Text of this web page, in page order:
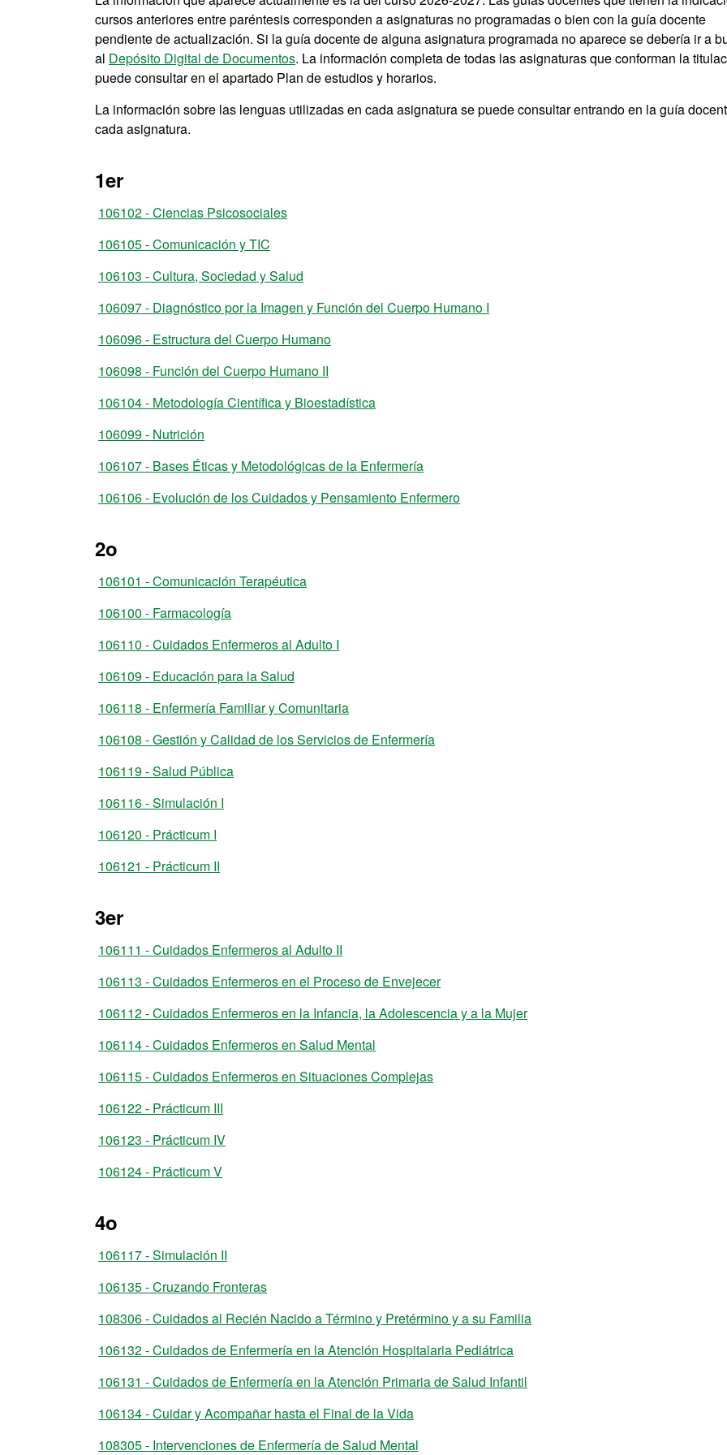
cursos anteriores entre paréntesis corresponden a asignaturas no programadas o bien con la guía docente
pendiente de actualización. Si la guía docente de alguna asignatura programada no aparece se debería ir a
al Depósito Digital de Documentos. La información completa de todas las asignaturas que conforman la
puede consultar en el apartado Plan de estudios y horarios.
La información sobre las lenguas utilizadas en cada asignatura se puede consultar entrando en la guía
cada asignatura.
1er
106102 - Ciencias Psicosociales
106105 - Comunicación y TIC
106103 - Cultura, Sociedad y Salud
106097 - Diagnóstico por la Imagen y Función del Cuerpo Humano I
106096 - Estructura del Cuerpo Humano
106098 - Función del Cuerpo Humano II
106104 - Metodología Científica y Bioestadística
106099 - Nutrición
106107 - Bases Éticas y Metodológicas de la Enfermería
106106 - Evolución de los Cuidados y Pensamiento Enfermero
2o
106101 - Comunicación Terapéutica
106100 - Farmacología
106110 - Cuidados Enfermeros al Adulto I
106109 - Educación para la Salud
106118 - Enfermería Familiar y Comunitaria
106108 - Gestión y Calidad de los Servicios de Enfermería
106119 - Salud Pública
106116 - Simulación I
106120 - Prácticum I
106121 - Prácticum II
3er
106111 - Cuidados Enfermeros al Adulto II
106113 - Cuidados Enfermeros en el Proceso de Envejecer
106112 - Cuidados Enfermeros en la Infancia, la Adolescencia y a la Mujer
106114 - Cuidados Enfermeros en Salud Mental
106115 - Cuidados Enfermeros en Situaciones Complejas
106122 - Prácticum III
106123 - Prácticum IV
106124 - Prácticum V
4o
106117 - Simulación II
106135 - Cruzando Fronteras
108306 - Cuidados al Recién Nacido a Término y Pretérmino y a su Familia
106132 - Cuidados de Enfermería en la Atención Hospitalaria Pediátrica
106131 - Cuidados de Enfermería en la Atención Primaria de Salud Infantil
106134 - Cuidar y Acompañar hasta el Final de la Vida
108305 - Intervenciones de Enfermería de Salud Mental